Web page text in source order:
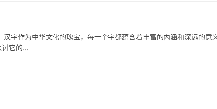
作为中华文化的瑰宝，每一个字都蕴含着丰富的内涵和深远的意
讨它的…